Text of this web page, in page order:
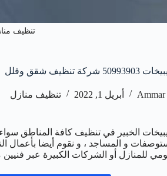
تنظيف
شقق وفلل
أبريل 1, 2022 تنظيف منازل
الخبير في تنظيف كافة المناطق سواء
و المساجد ، و نقوم أيضا بأعمال
للمنازل أو الشركات الكبيرة عبر